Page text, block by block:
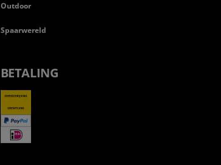
Outdoor
Spaarwereld
BETALING